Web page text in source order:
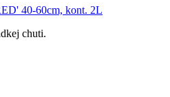
40-60cm, kont. 2L
chuti.